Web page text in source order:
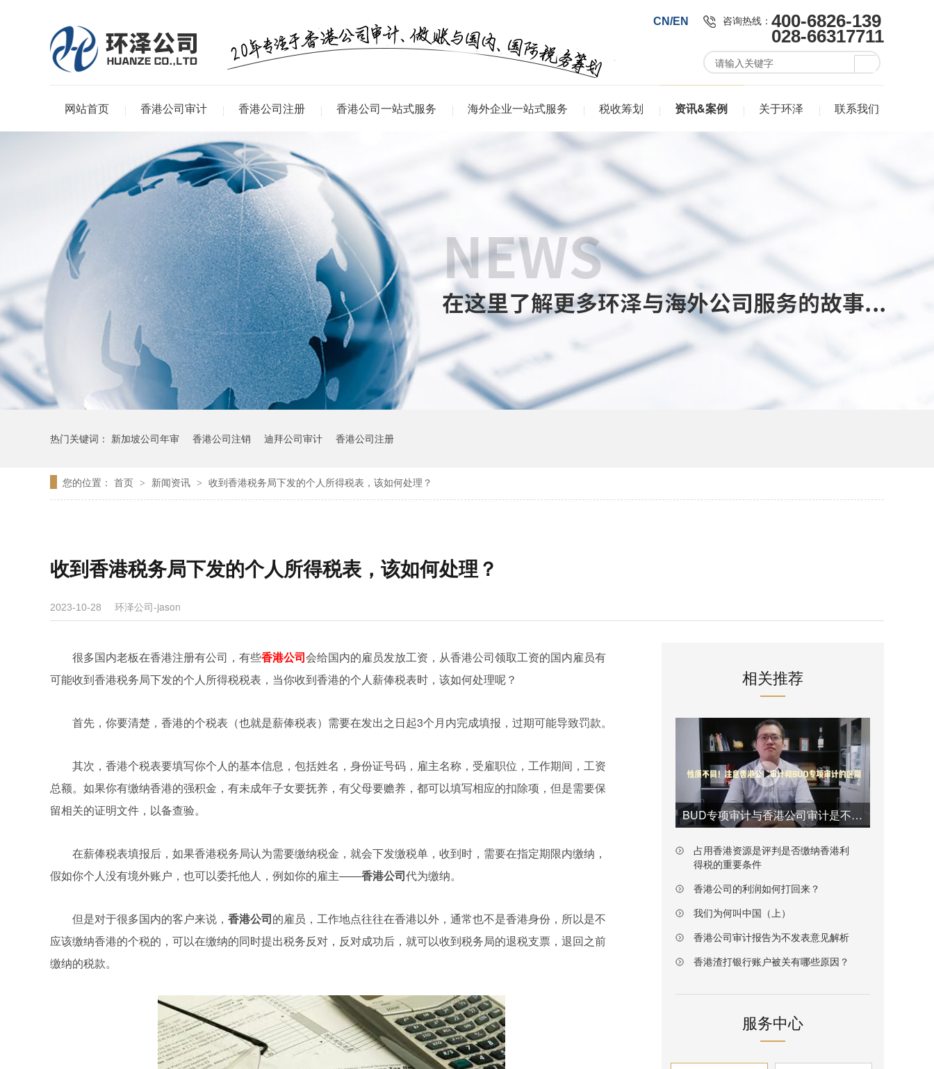
CN/EN 咨询热线： 400-6826-139
028-66317711
网站首页 香港公司审计 香港公司注册 香港公司一站式服务 海外企业一站式服务 税收筹划 资讯&案例 关于环泽 联系我们
热门关键词： 新加坡公司年审 香港公司注销 迪拜公司审计 香港公司注册
您的位置： 首页 > 新闻资讯 > 收到香港税务局下发的个人所得税表，该如何处理？
收到香港税务局下发的个人所得税表，该如何处理？
2023-10-28 环泽公司-jason
很多国内老板在香港注册有公司，有些香港公司会给国内的雇员发放工资，从香港公司领取工资的国内雇员有
可能收到香港税务局下发的个人所得税税表，当你收到香港的个人薪俸税表时，该如何处理呢？
首先，你要清楚，香港的个税表（也就是薪俸税表）需要在发出之日起3个月内完成填报，过期可能导致罚款。
其次，香港个税表要填写你个人的基本信息，包括姓名，身份证号码，雇主名称，受雇职位，工作期间，工资
总额。如果你有缴纳香港的强积金，有未成年子女要抚养，有父母要赡养，都可以填写相应的扣除项，但是需要保
留相关的证明文件，以备查验。
在薪俸税表填报后，如果香港税务局认为需要缴纳税金，就会下发缴税单，收到时，需要在指定期限内缴纳，
假如你个人没有境外账户，也可以委托他人，例如你的雇主——香港公司代为缴纳。
但是对于很多国内的客户来说， 香港公司的雇员，工作地点往往在香港以外，通常也不是香港身份，所以是不
应该缴纳香港的个税的，可以在缴纳的同时提出税务反对，反对成功后，就可以收到税务局的退税支票，退回之前
缴纳的税款。
相关推荐
BUD专项审计与香港公司审计是不一样的
占用香港资源是评判是否缴纳香港利
得税的重要条件
香港公司的利润如何打回来？
我们为何叫中国（上）
香港公司审计报告为不发表意见解析
香港渣打银行账户被关有哪些原因？
服务中心